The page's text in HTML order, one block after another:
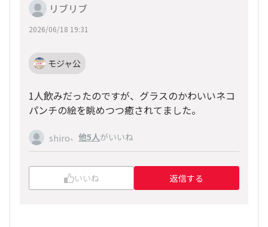
リブリブ
2026/06/18 19:31
モジャ公
1人飲みだったのですが、グラスのかわいいネコ
パンチの絵を眺めつつ癒されてました。
shiro、 他5人がいいね
いいね 返信する